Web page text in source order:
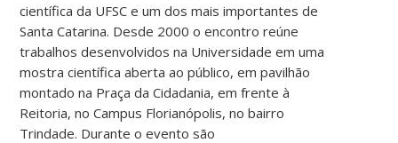
científica da UFSC e um dos mais importantes de
Santa Catarina. Desde 2000 o encontro reúne
trabalhos desenvolvidos na Universidade em uma
mostra científica aberta ao público, em pavilhão
montado na Praça da Cidadania, em frente à
Reitoria, no Campus Florianópolis, no bairro
Trindade. Durante o evento são